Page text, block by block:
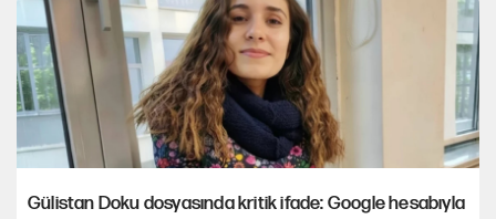
Gülistan Doku dosyasında kritik ifade: Google hesabıyla